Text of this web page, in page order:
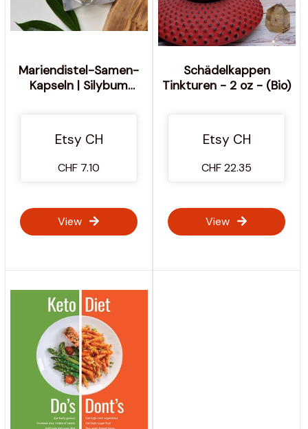
Mariendistel-Samen-
Kapseln | Silybum
Keine Füllstoffe
Etsy CH
CHF 7.10
View
Schädelkappen
Tinkturen - 2 oz - (Bio)
Etsy CH
CHF 22.35
View